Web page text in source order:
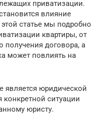
приватизации.
влияние
статье мы подробно
квартиры, от
получения договора, а
может повлиять на
юридической
ситуации
юристу.